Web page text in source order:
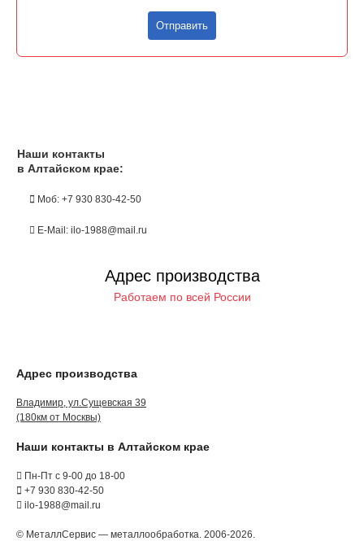
Отправить
Наши контакты
в Алтайском крае:
Моб: +7 930 830-42-50
E-Mail: ilo-1988@mail.ru
Адрес производства
Работаем по всей России
Адрес производства
Владимир, ул.Сущевская 39
(180км от Москвы)
Наши контакты в Алтайском крае
Пн-Пт с 9-00 до 18-00
+7 930 830-42-50
ilo-1988@mail.ru
© МеталлСервис — металлообработка. 2006-2026.